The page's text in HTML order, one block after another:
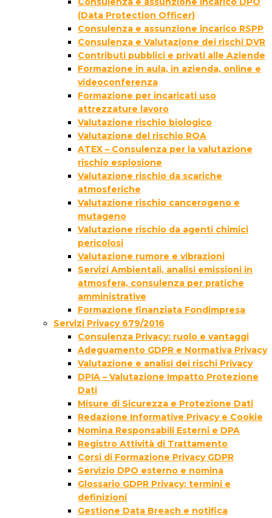
(Data Protection Officer)
Consulenza e assunzione incarico RSPP
Consulenza e Valutazione dei rischi DVR
Contributi pubblici e privati alle Aziende
Formazione in aula, in azienda, online e
videoconferenza
Formazione per incaricati uso
attrezzature lavoro
Valutazione rischio biologico
Valutazione del rischio ROA
ATEX – Consulenza per la valutazione
rischio esplosione
Valutazione rischio da scariche
atmosferiche
Valutazione rischio cancerogeno e
mutageno
Valutazione rischio da agenti chimici
pericolosi
Valutazione rumore e vibrazioni
Servizi Ambientali, analisi emissioni in
atmosfera, consulenza per pratiche
amministrative
Formazione finanziata Fondimpresa
Servizi Privacy 679/2016
Consulenza Privacy: ruolo e vantaggi
Adeguamento GDPR e Normativa Privacy
Valutazione e analisi dei rischi Privacy
DPIA – Valutazione Impatto Protezione
Dati
Misure di Sicurezza e Protezione Dati
Redazione Informative Privacy e Cookie
Nomina Responsabili Esterni e DPA
Registro Attività di Trattamento
Corsi di Formazione Privacy GDPR
Servizio DPO esterno e nomina
Glossario GDPR Privacy: termini e
definizioni
Gestione Data Breach e notifica